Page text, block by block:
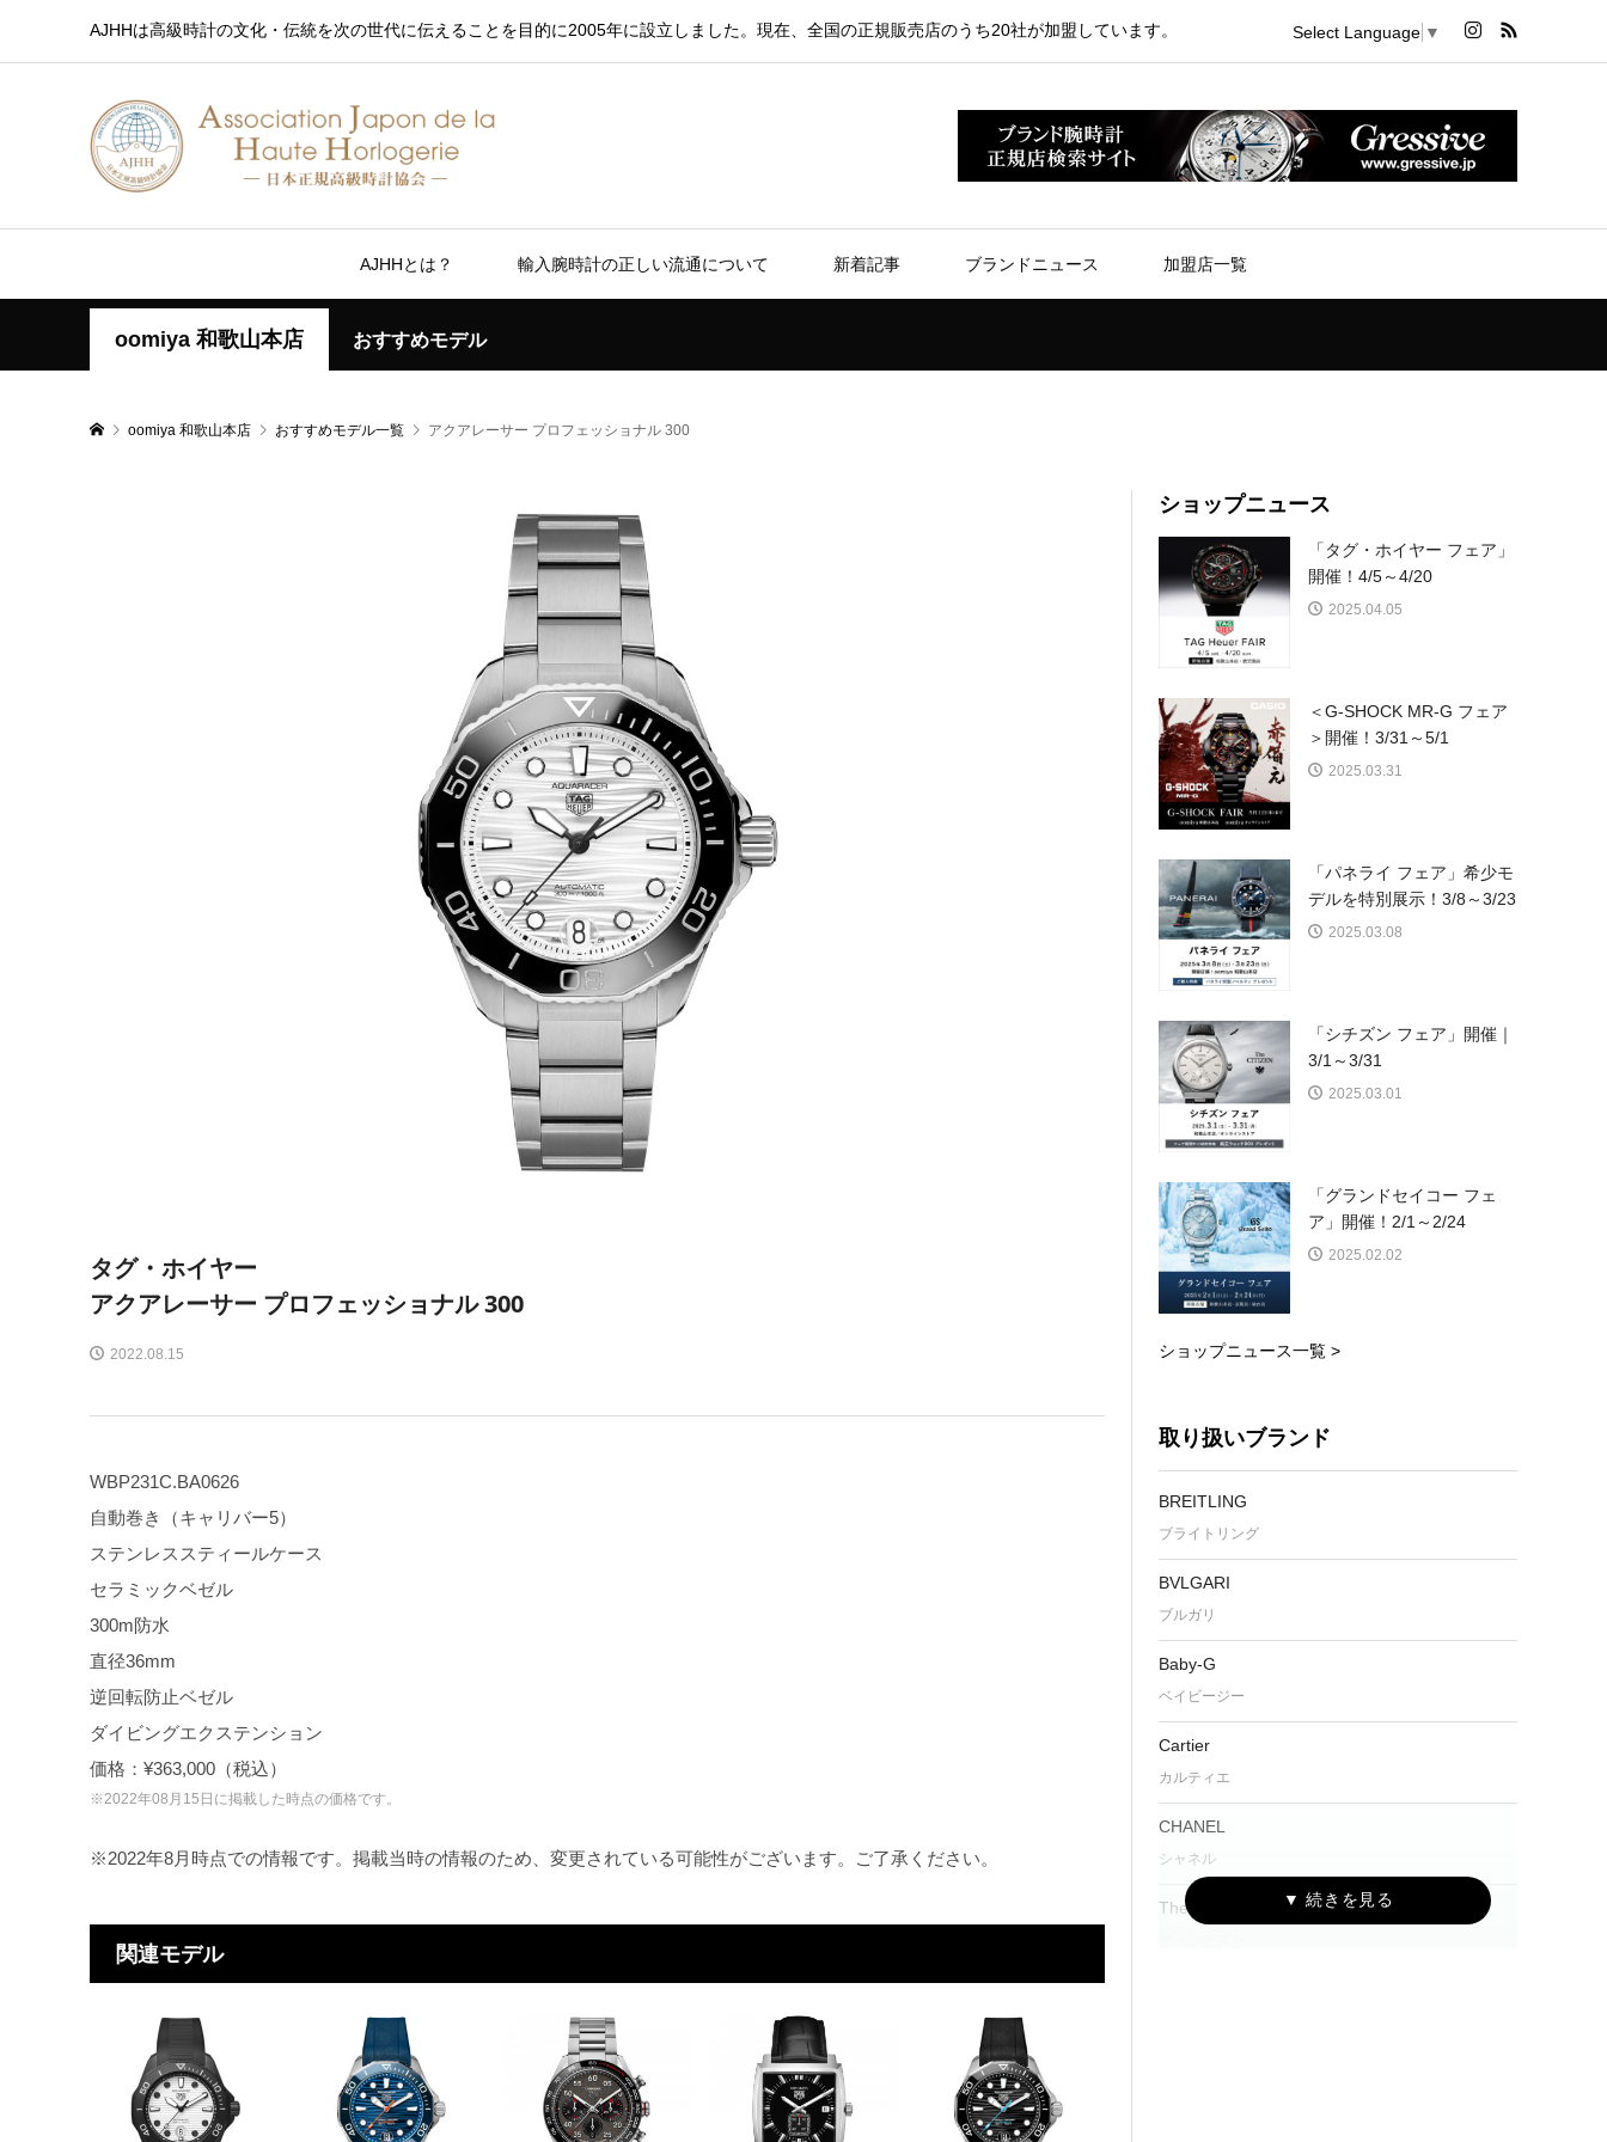
AJHHは高級時計の文化・伝統を次の世代に伝えることを目的に2005年に設立しました。現在、全国の正規販売店のうち20社が加盟しています。 Select Language ▼
AJHHとは？ 輸入腕時計の正しい流通について 新着記事 ブランドニュース 加盟店一覧
oomiya 和歌山本店 おすすめモデル
oomiya 和歌山本店 おすすめモデル一覧 アクアレーサー プロフェッショナル 300
タグ・ホイヤー
アクアレーサー プロフェッショナル 300
2022.08.15
WBP231C.BA0626
自動巻き（キャリバー5）
ステンレススティールケース
セラミックベゼル
300m防水
直径36mm
逆回転防止ベゼル
ダイビングエクステンション
価格：¥363,000（税込）
※2022年08月15日に掲載した時点の価格です。
※2022年8月時点での情報です。掲載当時の情報のため、変更されている可能性がございます。ご了承ください。
関連モデル
ショップニュース
「タグ・ホイヤー フェア」
開催！4/5～4/20
2025.04.05
＜G-SHOCK MR-G フェア
＞開催！3/31～5/1
2025.03.31
「パネライ フェア」希少モ
デルを特別展示！3/8～3/23
2025.03.08
「シチズン フェア」開催｜
3/1～3/31
2025.03.01
「グランドセイコー フェ
ア」開催！2/1～2/24
2025.02.02
ショップニュース一覧 >
取り扱いブランド
BREITLING
ブライトリング
BVLGARI
ブルガリ
Baby-G
ベイビージー
Cartier
カルティエ
CHANEL
シャネル
The CITIZEN